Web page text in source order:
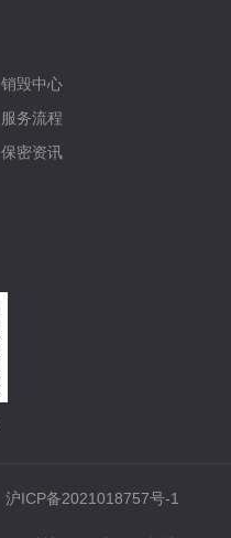
销毁中心
服务流程
保密资讯
沪ICP备2021018757号-1